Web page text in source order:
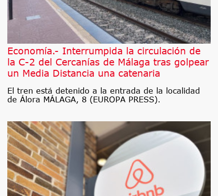
Economía.- Interrumpida la circulación de
la C-2 del Cercanías de Málaga tras golpear
un Media Distancia una catenaria
El tren está detenido a la entrada de la localidad
de Álora MÁLAGA, 8 (EUROPA PRESS).